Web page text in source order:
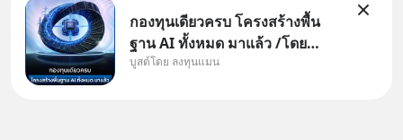
กองทุนเดียวครบ โครงสร้างพื้น
ฐาน AI ทั้งหมด มาแล้ว /โดย
ลงทุนแมน AI Supercycle คือช่วง
บูสต์โดย ลงทุนแมน